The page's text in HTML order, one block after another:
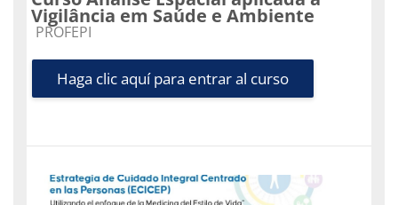
Vigilância em Saúde e Ambiente
Categoría de cursos
PROFEPI
Haga clic aquí para entrar al curso